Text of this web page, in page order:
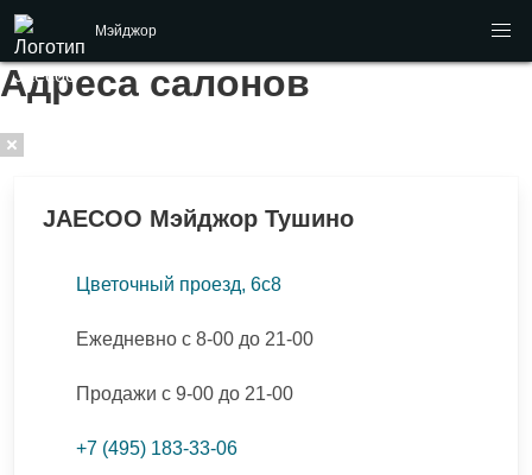
Мэйджор
Адреса салонов
JAECOO Мэйджор Тушино
Цветочный проезд, 6с8
Ежедневно с 8-00 до 21-00
Продажи с 9-00 до 21-00
+7 (495) 183-33-06